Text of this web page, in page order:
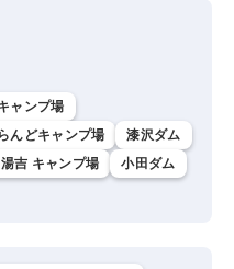
ャンプ場
んどキャンプ場
漆沢ダム
吉 キャンプ場
小田ダム